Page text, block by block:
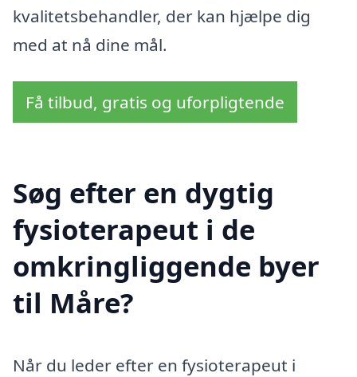
kvalitetsbehandler, der kan hjælpe dig
med at nå dine mål.
Få tilbud, gratis og uforpligtende
Søg efter en dygtig
fysioterapeut i de
omkringliggende byer
til Måre?
Når du leder efter en fysioterapeut i